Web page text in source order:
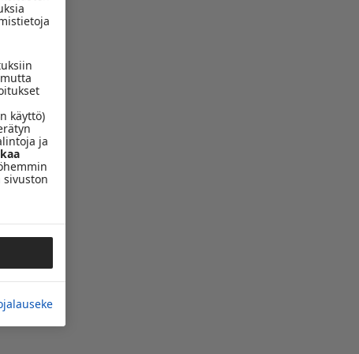
käyttö)
ja